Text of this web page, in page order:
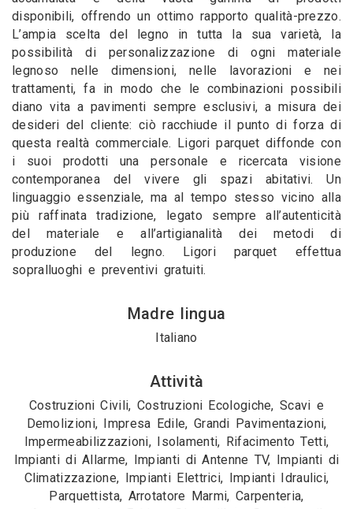
disponibili, offrendo un ottimo rapporto qualità-prezzo.
L’ampia scelta del legno in tutta la sua varietà, la
possibilità di personalizzazione di ogni materiale
legnoso nelle dimensioni, nelle lavorazioni e nei
trattamenti, fa in modo che le combinazioni possibili
diano vita a pavimenti sempre esclusivi, a misura dei
desideri del cliente: ciò racchiude il punto di forza di
questa realtà commerciale. Ligori parquet diffonde con
i suoi prodotti una personale e ricercata visione
contemporanea del vivere gli spazi abitativi. Un
linguaggio essenziale, ma al tempo stesso vicino alla
più raffinata tradizione, legato sempre all’autenticità
del materiale e all’artigianalità dei metodi di
produzione del legno. Ligori parquet effettua
sopralluoghi e preventivi gratuiti.
Madre lingua
Italiano
Attività
Costruzioni Civili, Costruzioni Ecologiche, Scavi e
Demolizioni, Impresa Edile, Grandi Pavimentazioni,
Impermeabilizzazioni, Isolamenti, Rifacimento Tetti,
Impianti di Allarme, Impianti di Antenne TV, Impianti di
Climatizzazione, Impianti Elettrici, Impianti Idraulici,
Parquettista, Arrotatore Marmi, Carpenteria,